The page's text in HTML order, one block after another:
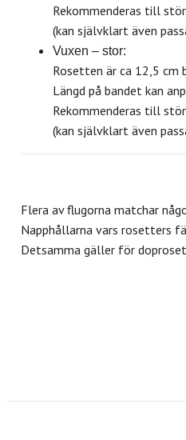
Rekommenderas till
(kan självklart även
Vuxen – stor:
Rosetten är ca 12,5 cm
Längd på bandet kan
Rekommenderas till
(kan självklart även
Flera av flugorna matchar
Napphållarna vars rosetters
Detsamma gäller för